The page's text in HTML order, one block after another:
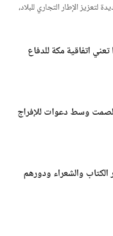
الإطار التجاري للبلاد،
اتفاقية مكة للدفاع
وسط دعوات للإفراج
والشعراء ودورهم